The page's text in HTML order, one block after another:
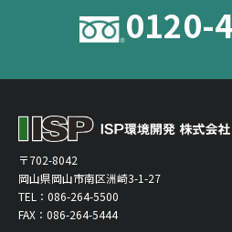
0120-
〒702-8042
岡山県岡山市南区洲崎3-1-27
TEL： 086-264-5500
FAX：086-264-5444